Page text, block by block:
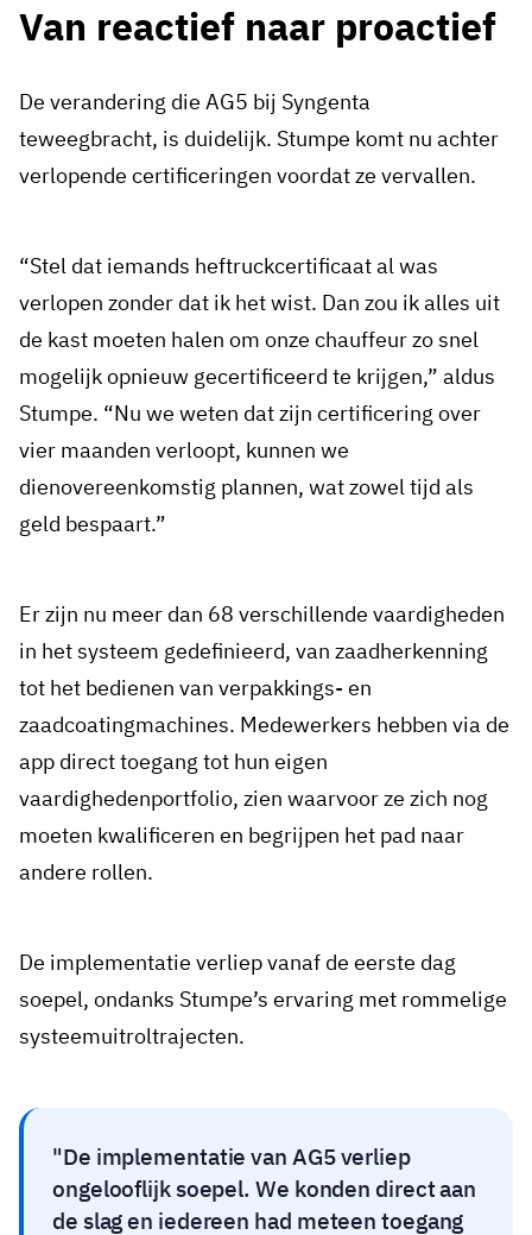
Van reactief naar proactief
De verandering die AG5 bij Syngenta
teweegbracht, is duidelijk. Stumpe komt nu achter
verlopende certificeringen voordat ze vervallen.
“Stel dat iemands heftruckcertificaat al was
verlopen zonder dat ik het wist. Dan zou ik alles uit
de kast moeten halen om onze chauffeur zo snel
mogelijk opnieuw gecertificeerd te krijgen,” aldus
Stumpe. “Nu we weten dat zijn certificering over
vier maanden verloopt, kunnen we
dienovereenkomstig plannen, wat zowel tijd als
geld bespaart.”
Er zijn nu meer dan 68 verschillende vaardigheden
in het systeem gedefinieerd, van zaadherkenning
tot het bedienen van verpakkings- en
zaadcoatingmachines. Medewerkers hebben via de
app direct toegang tot hun eigen
vaardighedenportfolio, zien waarvoor ze zich nog
moeten kwalificeren en begrijpen het pad naar
andere rollen.
De implementatie verliep vanaf de eerste dag
soepel, ondanks Stumpe’s ervaring met rommelige
systeemuitroltrajecten.
De implementatie van AG5 verliep
ongelooflijk soepel. We konden direct aan
de slag en iedereen had meteen toegang